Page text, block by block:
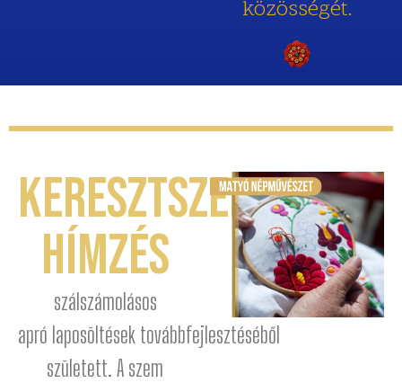
közösségét.
Keresztszemes
hímzés
szálszámolásos
apró laposöltések továbbfejlesztéséből
született. A szem